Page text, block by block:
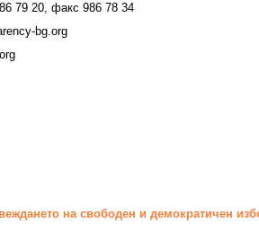
79 20, факс 986 78 34
bg.org
на свободен и демократичен